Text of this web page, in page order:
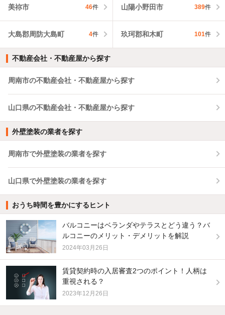
美祢市 46件 山陽小野田市 389件
大島郡周防大島町 4件 玖珂郡和木町 101件
不動産会社・不動産屋から探す
周南市の不動産会社・不動産屋から探す
山口県の不動産会社・不動産屋から探す
外壁塗装の業者を探す
周南市で外壁塗装の業者を探す
山口県で外壁塗装の業者を探す
おうち時間を豊かにするヒント
バルコニーはベランダやテラスとどう違う？バ
ルコニーのメリット・デメリットを解説
2024年03月26日
賃貸契約時の入居審査2つのポイント！人柄は
重視される？
2023年12月26日